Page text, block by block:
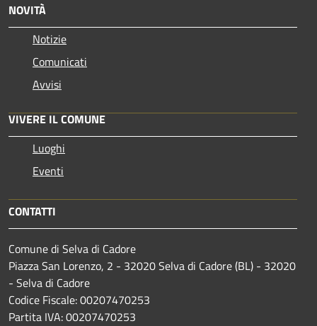
NOVITÀ
Notizie
Comunicati
Avvisi
VIVERE IL COMUNE
Luoghi
Eventi
CONTATTI
Comune di Selva di Cadore
Piazza San Lorenzo, 2 - 32020 Selva di Cadore (BL) - 32020
- Selva di Cadore
Codice Fiscale: 00207470253
Partita IVA: 00207470253